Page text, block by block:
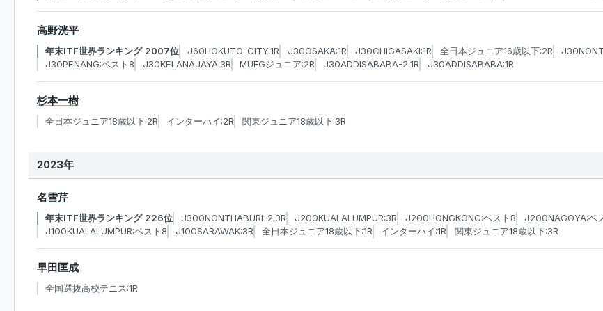
高野洸平
年末ITF世界ランキング 2007位 J60HOKUTO-CITY:1R J30OSAKA:1R J30CHIGASAKI:1R 全日本ジュニア16歳以下:2R
J30PENANG:ベスト8
J30KELANAJAYA:3R MUFGジュニア:2R J30ADDISABABA-2:1R J30ADDISABABA:1R
杉本一樹
全日本ジュニア18歳以下:2R インターハイ:2R 関東ジュニア18歳以下:3R
2023年
名雪芹
年末ITF世界ランキング 226位 J300NONTHABURI-2:3R J200KUALALUMPUR:3R J200HONGKONG:ベスト8 J200NAGOYA:ベ
J100KUALALUMPUR:ベスト8
J100SARAWAK:3R 全日本ジュニア18歳以下:1R インターハイ:1R 関東ジュニア18歳以下:3R
早田匡成
全国選抜高校テニス:1R